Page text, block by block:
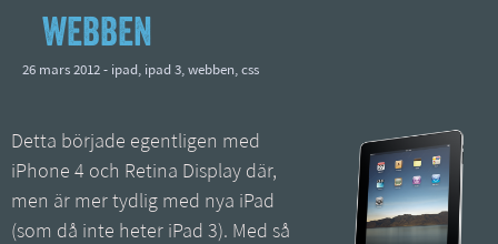
WEBBEN
26 mars 2012 - ipad, ipad 3, webben, css
Detta började egentligen med
iPhone 4 och Retina Display där,
men är mer tydlig med nya iPad
(som då inte heter iPad 3). Med så